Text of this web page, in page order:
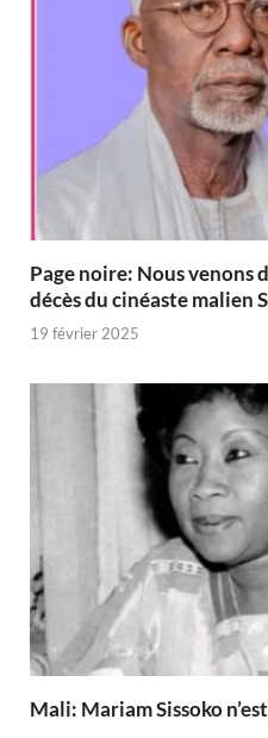
Page noire: Nous venons
décès du cinéaste malien
19 février 2025
Mali: Mariam Sissoko